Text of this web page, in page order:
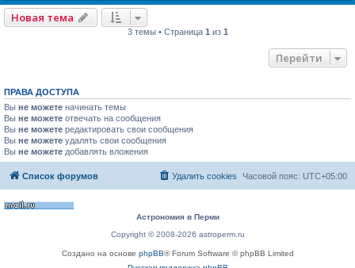
Новая тема
3 темы • Страница 1 из 1
Перейти
ПРАВА ДОСТУПА
Вы не можете начинать темы
Вы не можете отвечать на сообщения
Вы не можете редактировать свои сообщения
Вы не можете удалять свои сообщения
Вы не можете добавлять вложения
Список форумов Часовой пояс: UTC+05:00
Удалить cookies
Астрономия в Перми
Copyright © 2008-2026 astroperm.ru
Создано на основе phpBB® Forum Software © phpBB Limited